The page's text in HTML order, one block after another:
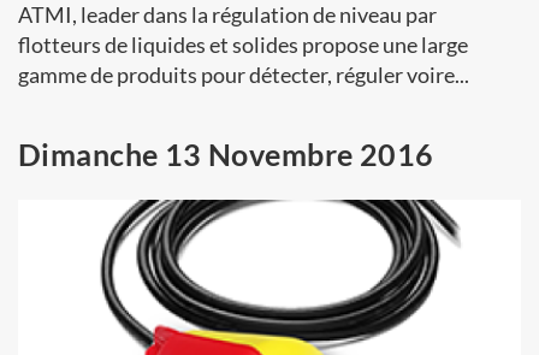
ATMI, leader dans la régulation de niveau par
flotteurs de liquides et solides propose une large
gamme de produits pour détecter, réguler voire...
Dimanche 13 Novembre 2016